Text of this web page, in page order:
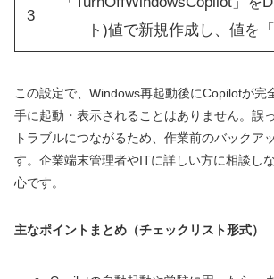
3
ト)値で新規作成し、値を
この設定で、Windows再起動後にCopilotが完
手に起動・表示されることはありません。誤
トラブルにつながるため、作業前のバックア
す。企業端末管理者やITに詳しい方に相談し
心です。
主なポイントまとめ（チェックリスト形式）